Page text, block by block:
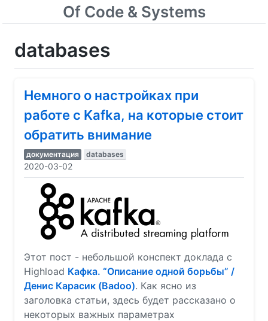
Of Code & Systems
databases
Немного о настройках при
работе с Kafka, на которые стоит
обратить внимание
документация databases
2020-03-02
Этот пост - небольшой конспект доклада с
Highload Кафка. “Описание одной борьбы” /
Денис Карасик (Badoo). Как ясно из
заголовка статьи, здесь будет рассказано о
некоторых важных параметрах